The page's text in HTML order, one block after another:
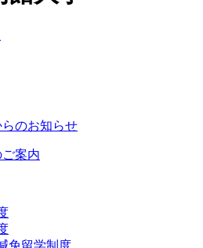
のお知らせ
案内